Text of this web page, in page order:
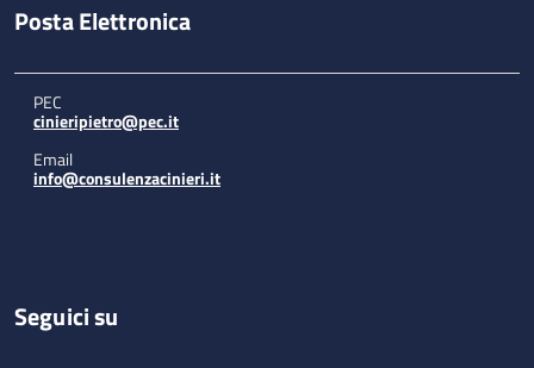
Posta Elettronica
PEC
cinieripietro@pec.it
Email
info@consulenzacinieri.it
Seguici su